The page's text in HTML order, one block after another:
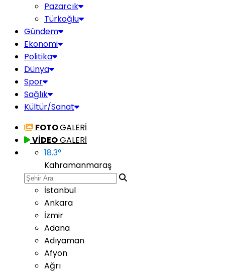
Pazarcık
Türkoğlu
Gündem
Ekonomi
Politika
Dünya
Spor
Sağlık
Kültür/Sanat
FOTOGALERİ
VİDEOGALERİ
18.3°
Kahramanmaraş
İstanbul
Ankara
İzmir
Adana
Adıyaman
Afyon
Ağrı